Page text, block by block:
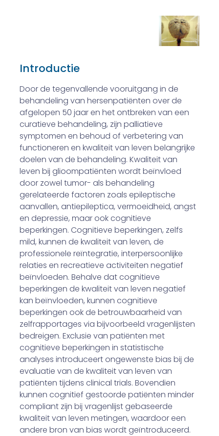
Introductie
Door de tegenvallende vooruitgang in de
behandeling van hersenpatiënten over de
afgelopen 50 jaar en het ontbreken van een
curatieve behandeling, zijn palliatieve
symptomen en behoud of verbetering van
functioneren en kwaliteit van leven belangrijke
doelen van de behandeling. Kwaliteit van
leven bij glioompatiënten wordt beïnvloed
door zowel tumor- als behandeling
gerelateerde factoren zoals epileptische
aanvallen, antiepileptica, vermoeidheid, angst
en depressie, maar ook cognitieve
beperkingen. Cognitieve beperkingen, zelfs
mild, kunnen de kwaliteit van leven, de
professionele reïntegratie, interpersoonlijke
relaties en recreatieve activiteiten negatief
beïnvloeden. Behalve dat cognitieve
beperkingen de kwaliteit van leven negatief
kan beïnvloeden, kunnen cognitieve
beperkingen ook de betrouwbaarheid van
zelfrapportages via bijvoorbeeld vragenlijsten
bedreigen. Exclusie van patiënten met
cognitieve beperkingen in statistische
analyses introduceert ongewenste bias bij de
evaluatie van de kwaliteit van leven van
patiënten tijdens clinical trials. Bovendien
kunnen cognitief gestoorde patiënten minder
compliant zijn bij vragenlijst gebaseerde
kwaliteit van leven metingen, waardoor een
andere bron van bias wordt geïntroduceerd.